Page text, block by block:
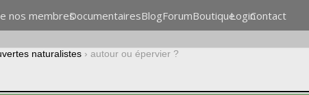
nos membresDocumentairesBlogForumBoutiqueLoginContact
naturalistes › autour ou épervier ?